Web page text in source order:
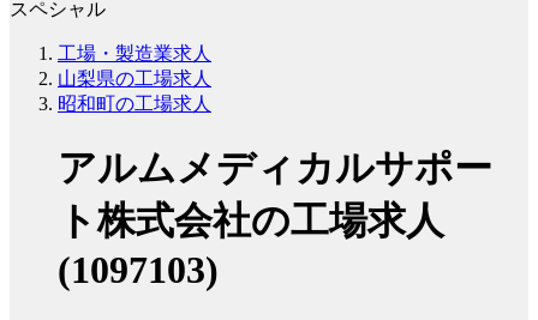
スペシャル
工場・製造業求人
山梨県の工場求人
昭和町の工場求人
アルムメディカルサポー
ト株式会社の工場求人
(1097103)